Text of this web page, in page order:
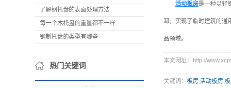
了解钢托盘的表面处理方法
每一个木托盘的重量都不一样...
钢制托盘的类型有哪些
热门关键词
活动板房是一种以轻
卸，实现了临时建筑的通
品领域。
本文网址：http://
关键词： 板房,活动板房,